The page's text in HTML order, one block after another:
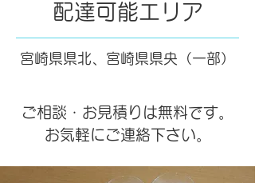
配達可能エリア
宮崎県県北、宮崎県県央（一部）
ご相談・お見積りは無料です。
お気軽にご連絡下さい。